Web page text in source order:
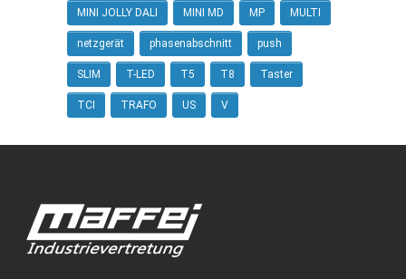
MINI JOLLY DALI MINI MD MP MULTI
netzgerät phasenabschnitt push
SLIM T-LED T5 T8 Taster
TCI TRAFO US V